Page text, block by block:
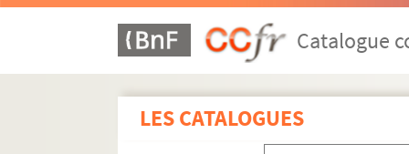
Catalogue
LES CATALOGUES